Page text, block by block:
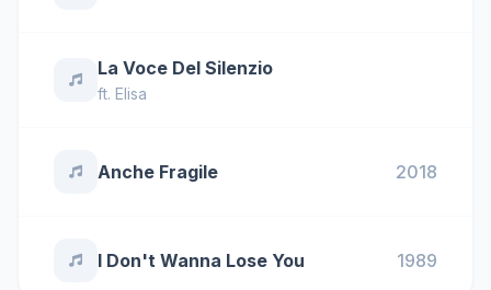
La Voce Del Silenzio
ft. Elisa
Anche Fragile 2018
I Don't Wanna Lose You 1989